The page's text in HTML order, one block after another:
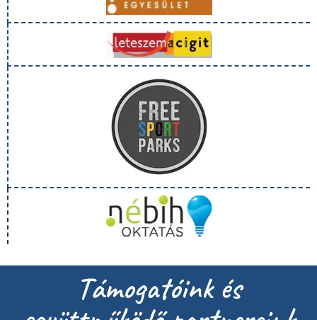
Támogatóink és